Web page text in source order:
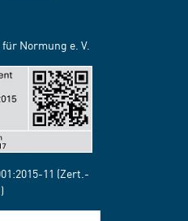
Normung e. V.
11 (Zert.-